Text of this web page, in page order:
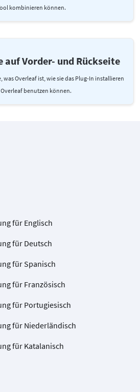
kombinieren können.
auf Vorder- und Rückseite
was Overleaf ist, wie sie das Plug-In installieren
benutzen können.
für Englisch
für Deutsch
für Spanisch
für Französisch
für Portugiesisch
für Niederländisch
für Katalanisch